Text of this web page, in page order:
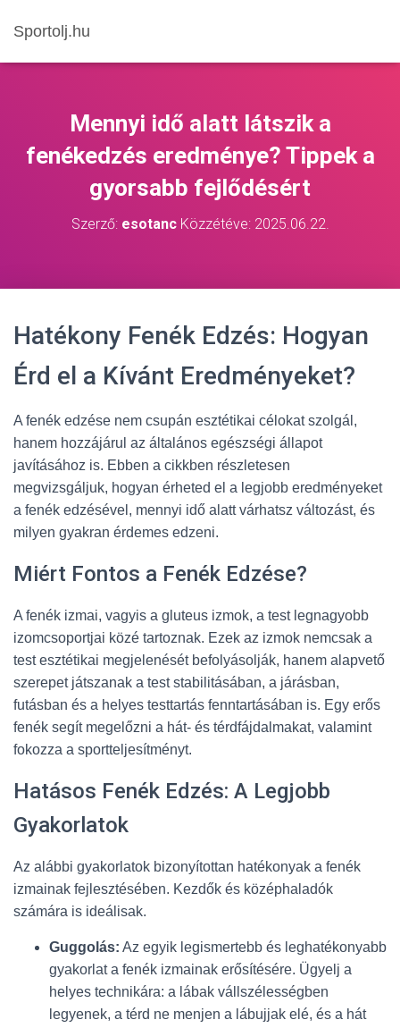
Sportolj.hu
Mennyi idő alatt látszik a
fenékedzés eredménye? Tippek a
gyorsabb fejlődésért
Szerző: esotancKözzétéve: 2025.06.22.
Hatékony Fenék Edzés: Hogyan
Érd el a Kívánt Eredményeket?
A fenék edzése nem csupán esztétikai célokat szolgál,
hanem hozzájárul az általános egészségi állapot
javításához is. Ebben a cikkben részletesen
megvizsgáljuk, hogyan érheted el a legjobb eredményeket
a fenék edzésével, mennyi idő alatt várhatsz változást, és
milyen gyakran érdemes edzeni.
Miért Fontos a Fenék Edzése?
A fenék izmai, vagyis a gluteus izmok, a test legnagyobb
izomcsoportjai közé tartoznak. Ezek az izmok nemcsak a
test esztétikai megjelenését befolyásolják, hanem alapvető
szerepet játszanak a test stabilitásában, a járásban,
futásban és a helyes testtartás fenntartásában is. Egy erős
fenék segít megelőzni a hát- és térdfájdalmakat, valamint
fokozza a sportteljesítményt.
Hatásos Fenék Edzés: A Legjobb
Gyakorlatok
Az alábbi gyakorlatok bizonyítottan hatékonyak a fenék
izmainak fejlesztésében. Kezdők és középhaladók
számára is ideálisak.
Guggolás: Az egyik legismertebb és leghatékonyabb
gyakorlat a fenék izmainak erősítésére. Ügyelj a
helyes technikára: a lábak vállszélességben
legyenek, a térd ne menjen a lábujjak elé, és a hát